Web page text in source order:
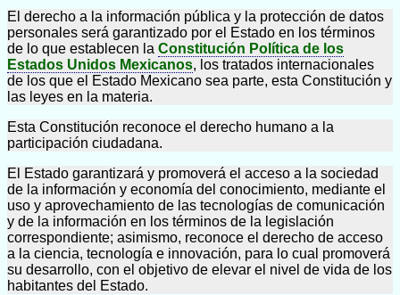
El derecho a la información pública y la protección de datos
personales será garantizado por el Estado en los términos
de lo que establecen la Constitución Política de los
Estados Unidos Mexicanos, los tratados internacionales
de los que el Estado Mexicano sea parte, esta Constitución y
las leyes en la materia.
Esta Constitución reconoce el derecho humano a la
participación ciudadana.
El Estado garantizará y promoverá el acceso a la sociedad
de la información y economía del conocimiento, mediante el
uso y aprovechamiento de las tecnologías de comunicación
y de la información en los términos de la legislación
correspondiente; asimismo, reconoce el derecho de acceso
a la ciencia, tecnología e innovación, para lo cual promoverá
su desarrollo, con el objetivo de elevar el nivel de vida de los
habitantes del Estado.